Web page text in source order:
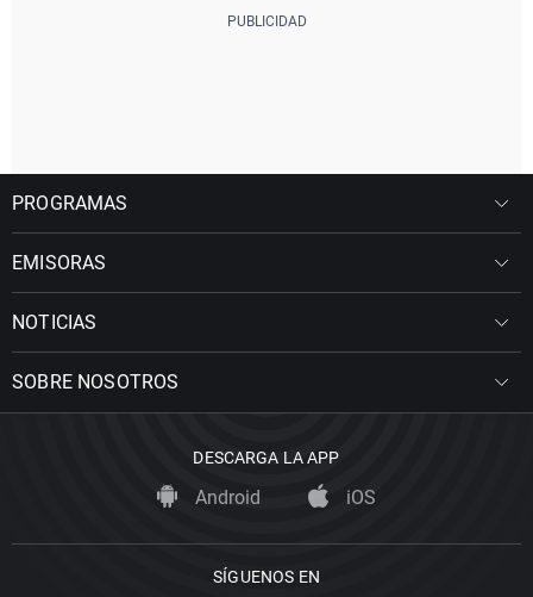
PROGRAMAS
EMISORAS
NOTICIAS
SOBRE NOSOTROS
DESCARGA LA APP
Android iOS
SÍGUENOS EN